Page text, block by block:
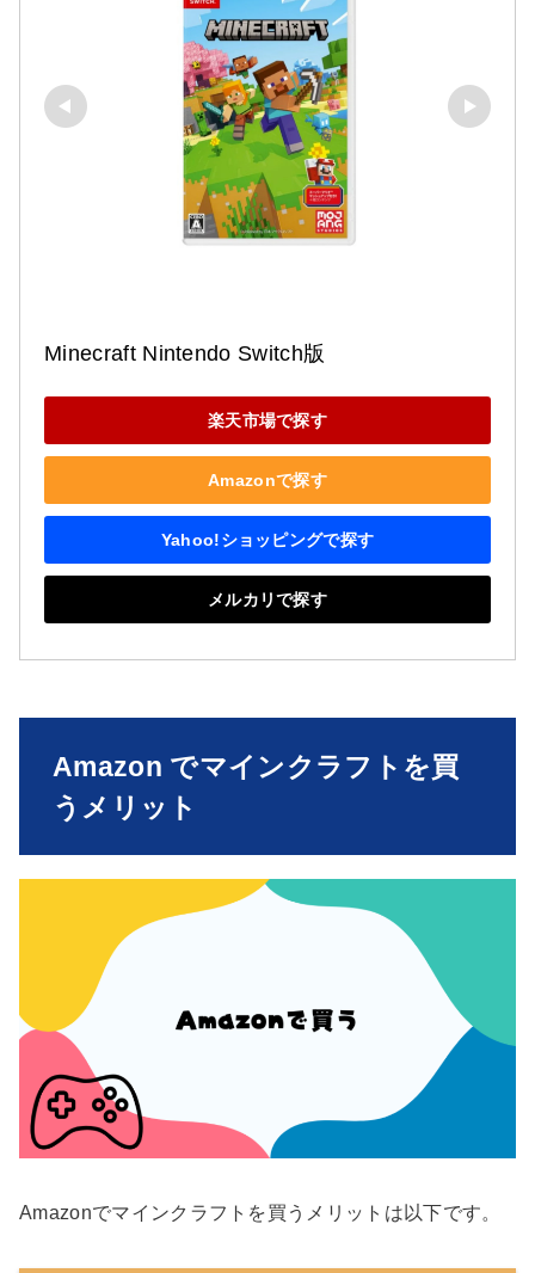
Minecraft Nintendo Switch版
楽天市場で探す
Amazonで探す
Yahoo!ショッピングで探す
メルカリで探す
Amazon でマインクラフトを買
うメリット
Amazonでマインクラフトを買うメリットは以下です。